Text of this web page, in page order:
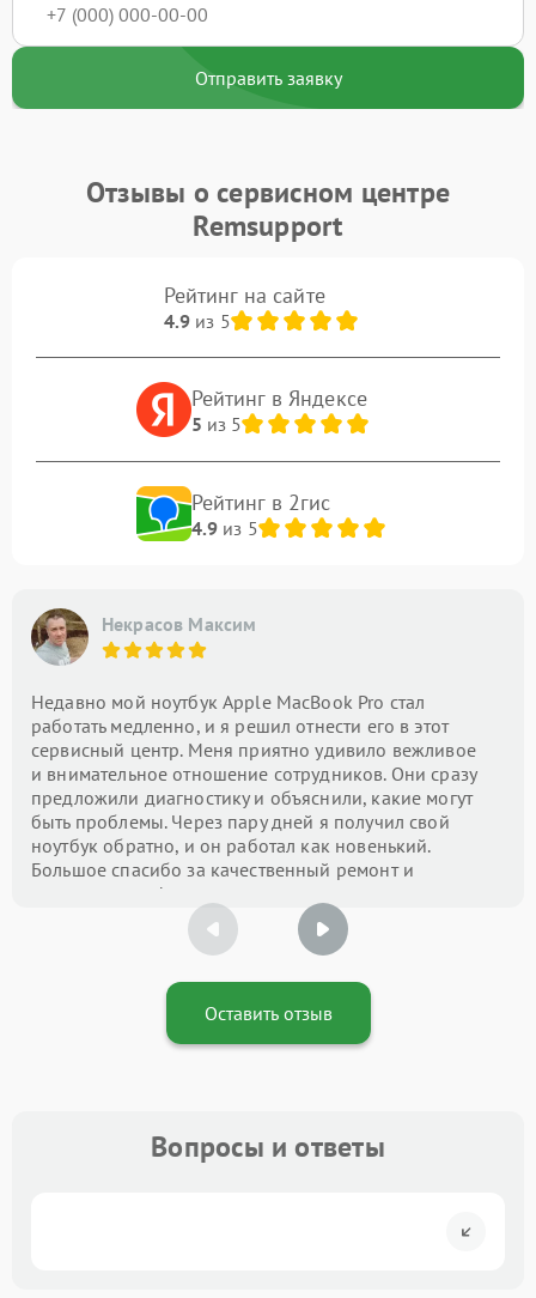
Отправить заявку
Отзывы о сервисном центре
Remsupport
Рейтинг на сайте
4.9из 5
Рейтинг в Яндексе
5 из 5
Рейтинг в 2гис
4.9из 5
Некрасов Максим
Недавно мой ноутбук Apple MacBook Pro стал
работать медленно, и я решил отнести его в этот
сервисный центр. Меня приятно удивило вежливое
и внимательное отношение сотрудников. Они сразу
предложили диагностику и объяснили, какие могут
быть проблемы. Через пару дней я получил свой
ноутбук обратно, и он работал как новенький.
Большое спасибо за качественный ремонт и
оперативность!
Оставить отзыв
Вопросы и ответы